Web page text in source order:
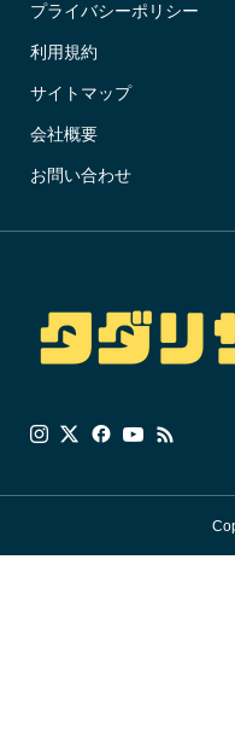
プライバシーポリシー
利用規約
サイトマップ
会社概要
お問い合わせ